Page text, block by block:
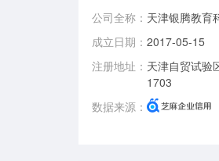
公司全称： 天津银腾教育
成立日期：2017-05-15
注册地址： 天津自贸试验
1703
数据来源：